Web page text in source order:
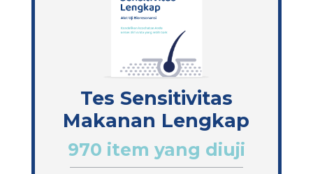
Tes Sensitivitas
Makanan Lengkap
970 item yang diuji